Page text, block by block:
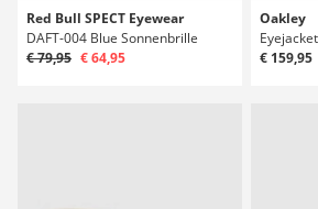
Red Bull SPECT Eyewear
DAFT-004 Blue Sonnenbrille
€ 79,95 € 64,95
Oakley
€ 159,95